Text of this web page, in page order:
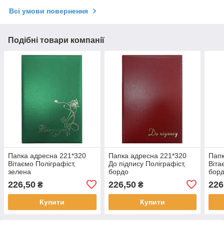
Всі умови повернення
Подібні товари компанії
Папка адресна 221*320
Вітаємо Поліграфіст,
зелена
226,50 ₴
Купити
Папка адресна 221*320
До підпису Поліграфіст,
бордо
226,50₴
Купити